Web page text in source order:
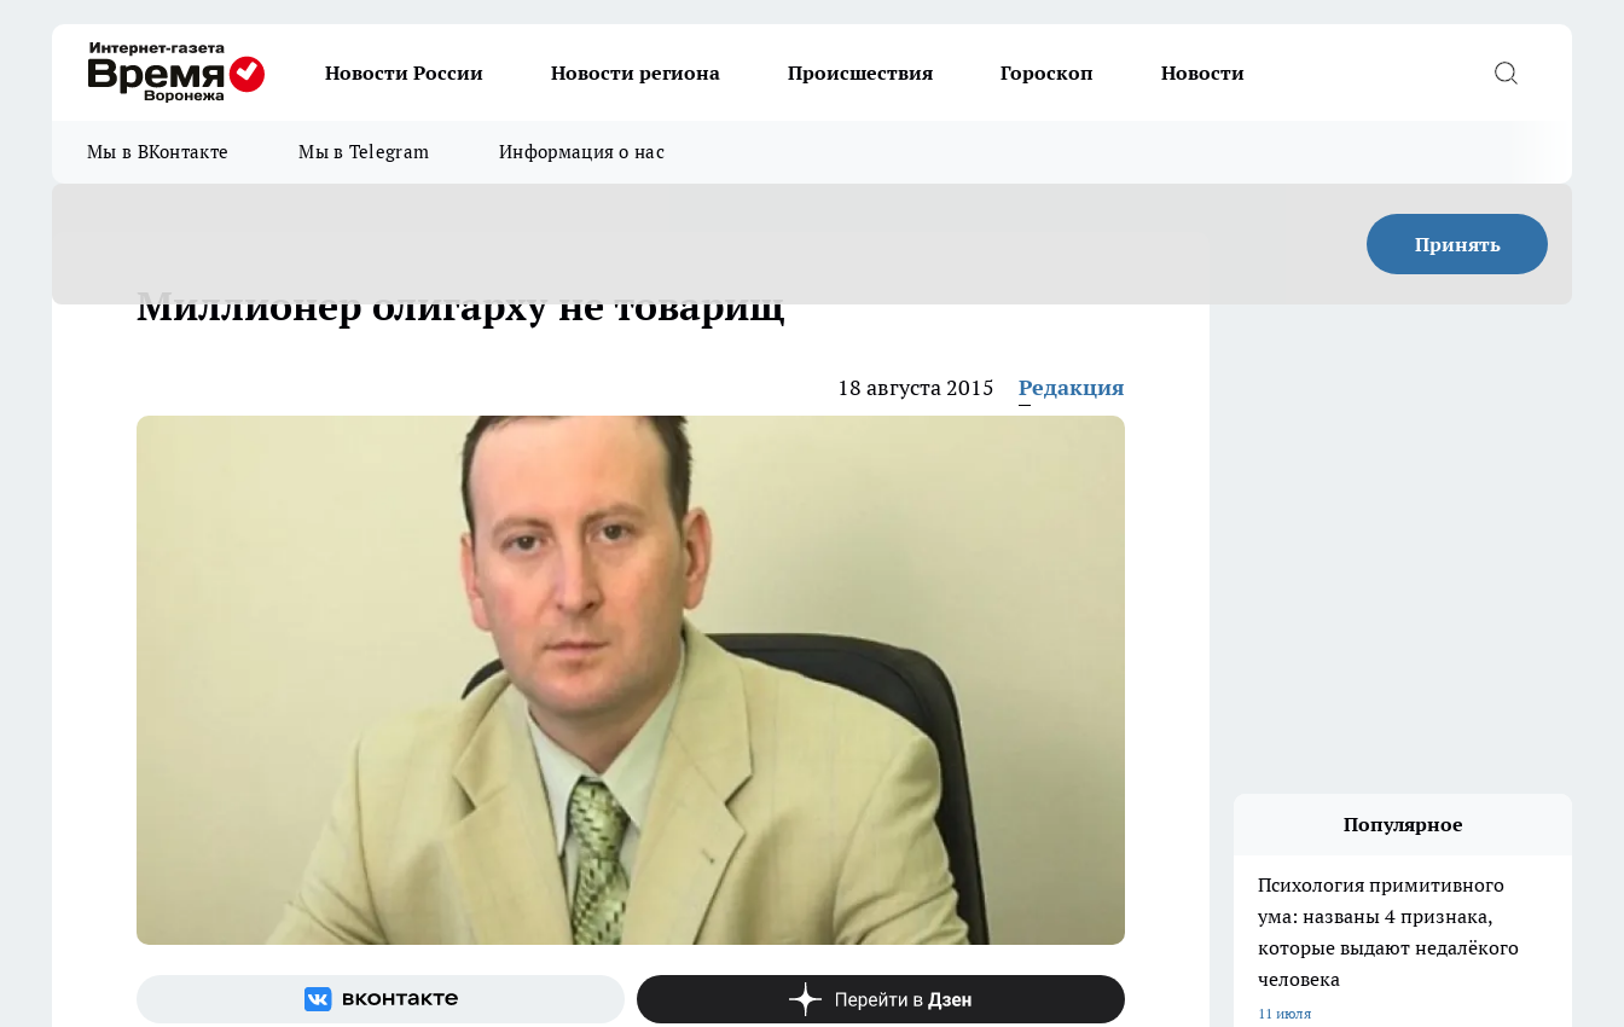
Новости России Новости региона Происшествия Гороскоп Новости
Мы в ВКонтакте Мы в Telegram Информация о нас
Принять
Миллионер олигарху не товарищ
18 августа 2015 Редакция
Популярное
Психология примитивного
ума: названы 4 признака,
которые выдают недалёкого
человека
11 июля